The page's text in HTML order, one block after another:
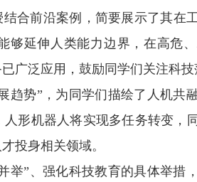
合前沿案例，简要展示了其在
够延伸人类能力边界，在高危
广泛应用，鼓励同学们关注科技
趋势”，为同学们描绘了人机共
形机器人将实现多任务转变，
投身相关领域。
举”、强化科技教育的具体举措